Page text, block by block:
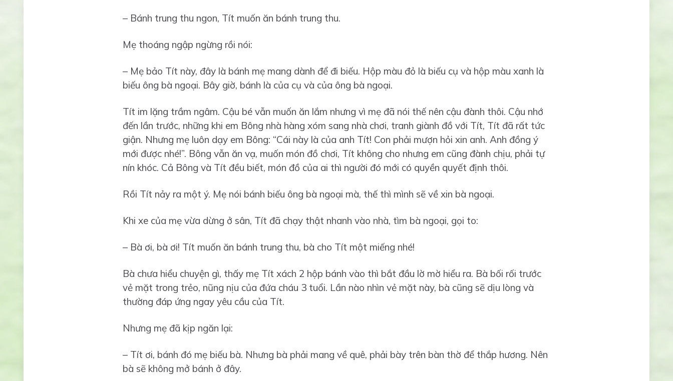
– Bánh trung thu ngon, Tít muốn ăn bánh trung thu.
Mẹ thoáng ngập ngừng rồi nói:
– Mẹ bảo Tít này, đây là bánh mẹ mang dành để đi biếu. Hộp màu đỏ là biếu cụ và hộp màu xanh là
biếu ông bà ngoại. Bây giờ, bánh là của cụ và của ông bà ngoại.
Tít im lặng trầm ngâm. Cậu bé vẫn muốn ăn lắm nhưng vì mẹ đã nói thế nên cậu đành thôi. Cậu nhớ
đến lần trước, những khi em Bông nhà hàng xóm sang nhà chơi, tranh giành đồ với Tít, Tít đã rất tức
giận. Nhưng mẹ luôn dạy em Bông: “Cái này là của anh Tít! Con phải mượn hỏi xin anh. Anh đồng ý
mới được nhé!”. Bông vẫn ăn vạ, muốn món đồ chơi, Tít không cho nhưng em cũng đành chịu, phải tự
nín khóc. Cả Bông và Tít đều biết, món đồ của ai thì người đó mới có quyền quyết định thôi.
Rồi Tít nảy ra một ý. Mẹ nói bánh biếu ông bà ngoại mà, thế thì mình sẽ về xin bà ngoại.
Khi xe của mẹ vừa dừng ở sân, Tít đã chạy thật nhanh vào nhà, tìm bà ngoại, gọi to:
– Bà ơi, bà ơi! Tít muốn ăn bánh trung thu, bà cho Tít một miếng nhé!
Bà chưa hiểu chuyện gì, thấy mẹ Tít xách 2 hộp bánh vào thì bắt đầu lờ mờ hiểu ra. Bà bối rối trước
vẻ mặt trong trẻo, nũng nịu của đứa cháu 3 tuổi. Lần nào nhìn vẻ mặt này, bà cũng sẽ dịu lòng và
thường đáp ứng ngay yêu cầu của Tít.
Nhưng mẹ đã kịp ngăn lại:
– Tít ơi, bánh đó mẹ biếu bà. Nhưng bà phải mang về quê, phải bày trên bàn thờ để thắp hương. Nên
bà sẽ không mở bánh ở đây.